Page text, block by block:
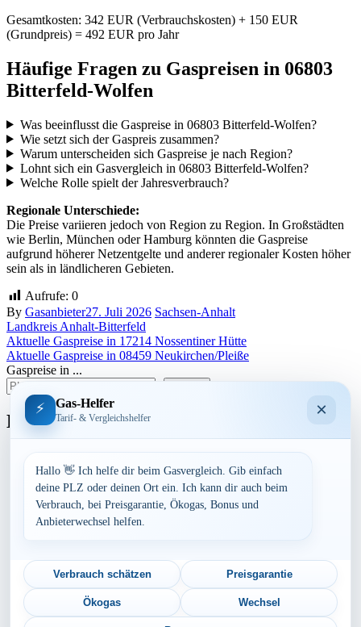
Gesamtkosten: 342 EUR (Verbrauchskosten) + 150 EUR
(Grundpreis) = 492 EUR pro Jahr
Häufige Fragen zu Gaspreisen in 06803
Bitterfeld-Wolfen
Was beeinflusst die Gaspreise in 06803 Bitterfeld-Wolfen?
Wie setzt sich der Gaspreis zusammen?
Warum unterscheiden sich Gaspreise je nach Region?
Lohnt sich ein Gasvergleich in 06803 Bitterfeld-Wolfen?
Welche Rolle spielt der Jahresverbrauch?
Regionale Unterschiede:
Die Preise variieren jedoch von Region zu Region. In Großstädten
wie Berlin, München oder Hamburg könnten die Gaspreise
aufgrund höherer Netzentgelte und anderer regionaler Kosten höher
sein als in ländlicheren Gebieten.
Aufrufe: 0
By Gasanbieter27. Juli 2026 Sachsen-Anhalt
Landkreis Anhalt-Bitterfeld
Beitragsnavigation
Aktuelle Gaspreise in 17214 Nossentiner Hütte
Aktuelle Gaspreise in 08459 Neukirchen/Pleiße
Gaspreise in ...
Bundesland
Bayern
Berlin
Brandenburg
Hamburg
Mecklenburg-Vorpommern
Niedersachsen
Nordrhein-Westfalen
Rheinland-Pfalz
Saarland
⚡ Gas-Helfer
Tarif- & Vergleichshelfer ×
Hallo 👋 Ich helfe dir beim Gasvergleich. Gib einfach
deine PLZ oder deinen Ort ein. Ich kann dir auch beim
Verbrauch, bei Preisgarantie, Ökogas, Bonus und
Anbieterwechsel helfen.
Verbrauch schätzen Preisgarantie
Ökogas Wechsel